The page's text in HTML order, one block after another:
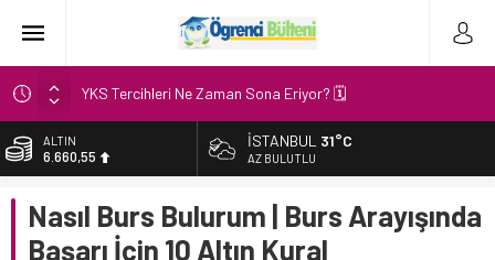
YKS Tercihleri Ne Zaman Sona Eriyor? 🗓️
2026’da Chevening Bursu’na Nasıl Başvurulur?
Yurtdışında burs bulmak için 5 etkili yol
Burs başvuru takvimi 2025
BİST
13.779,39
47,7111
EURO
İSTANBUL 31°C
AZ BULUTLU
Nasıl Burs Bulurum | Burs Arayışında
Başarı İçin 10 Altın Kural